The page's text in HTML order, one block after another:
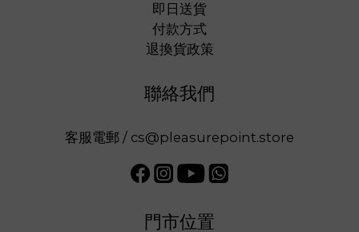
即日送貨
付款方式
退換貨政策
聯絡我們
客服電郵 / cs@pleasurepoint.store
門市位置